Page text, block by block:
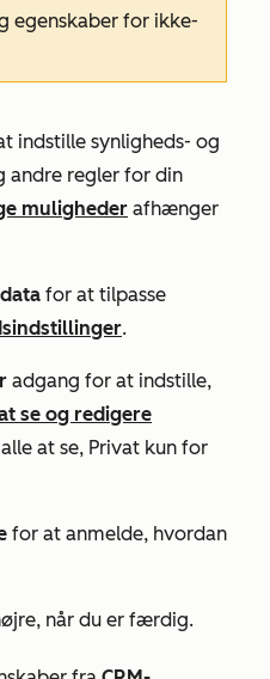
egenskaber for ikke-
indstille synligheds- og
andre regler for din
muligheder afhænger
for at tilpasse
.
adgang for at indstille,
se og redigere
at se, Privat kun for
for at anmelde, hvordan
når du er færdig.